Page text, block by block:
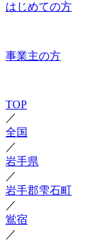
はじめての方
事業主の方
TOP
／
全国
／
岩手県
／
岩手郡雫石町
／
鴬宿
／